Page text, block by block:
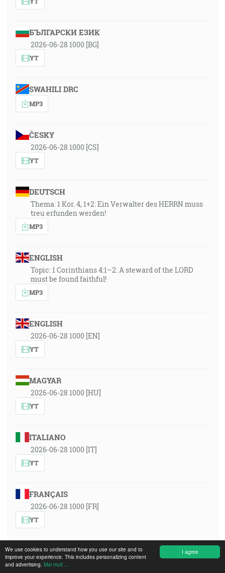
I agree
We use cookies to understand how you use our site and to
improve your experience. This includes personalizing content
and advertising. Mai mult ...
БЪЛГАРСКИ ЕЗИК
2026-06-28 1000 [BG]
YT
SWAHILI DRC
MP3
ČESKY
2026-06-28 1000 [CS]
YT
DEUTSCH
Thema: 1 Kor. 4, 1+2: Ein Verwalter des HERRN muss
treu erfunden werden!
MP3
ENGLISH
Topic: 1 Corinthians 4:1–2: A steward of the LORD
must be found faithful!
MP3
ENGLISH
2026-06-28 1000 [EN]
YT
MAGYAR
2026-06-28 1000 [HU]
YT
ITALIANO
2026-06-28 1000 [IT]
YT
FRANÇAIS
2026-06-28 1000 [FR]
YT
FRANÇAIS
Thema: 1 Kor. 4, 1+2: Ein Verwalter des HERRN muss